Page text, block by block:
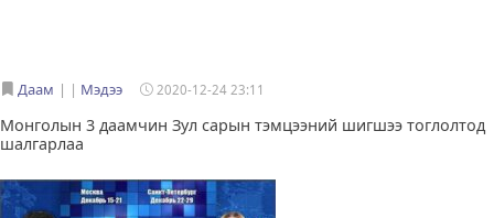
Даам | Мэдээ 2020-12-24 23:11
Монголын 3 даамчин Зул сарын тэмцээний шигшээ тоглолтод
шалгарлаа